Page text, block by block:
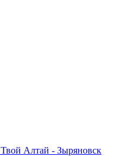
Твой Алтай - Зыряновск